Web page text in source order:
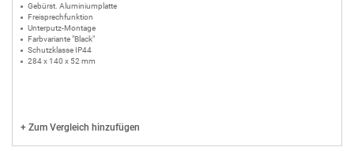
Gebürst. Aluminiumplatte
Freisprechfunktion
Unterputz-Montage
Farbvariante "Black"
Schutzklasse IP44
284 x 140 x 52 mm
+ Zum Vergleich hinzufügen